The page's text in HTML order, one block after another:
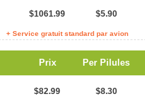
$1061.99 $5.90
+ Service gratuit standard par avion
Prix Per Pilules
$82.99 $8.30